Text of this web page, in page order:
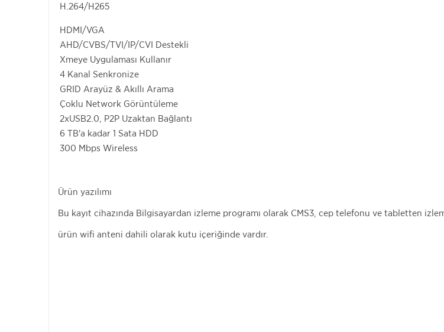
H.264/H265
HDMI/VGA
AHD/CVBS/TVI/IP/CVI Destekli
Xmeye Uygulaması Kullanır
4 Kanal Senkronize
GRID Arayüz & Akıllı Arama
Çoklu Network Görüntüleme
2xUSB2.0, P2P Uzaktan Bağlantı
6 TB'a kadar 1 Sata HDD
300 Mbps Wireless
Ürün yazılımı
Bu kayıt cihazında Bilgisayardan izleme programı olarak CMS3, cep telefonu ve tabletten
ürün wifi anteni dahili olarak kutu içeriğinde vardır.